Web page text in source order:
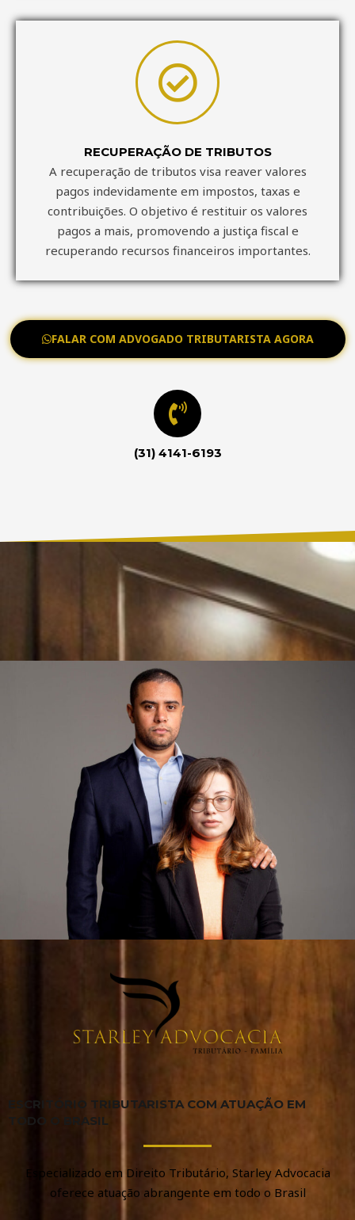
RECUPERAÇÃO DE TRIBUTOS
A recuperação de tributos visa reaver valores
pagos indevidamente em impostos, taxas e
contribuições. O objetivo é restituir os valores
pagos a mais, promovendo a justiça fiscal e
recuperando recursos financeiros importantes.
FALAR COM ADVOGADO TRIBUTARISTA AGORA
(31) 4141-6193
ESCRITÓRIO TRIBUTARISTA COM ATUAÇÃO EM
TODO O BRASIL
Especializado em Direito Tributário, Starley Advocacia
oferece atuação abrangente em todo o Brasil